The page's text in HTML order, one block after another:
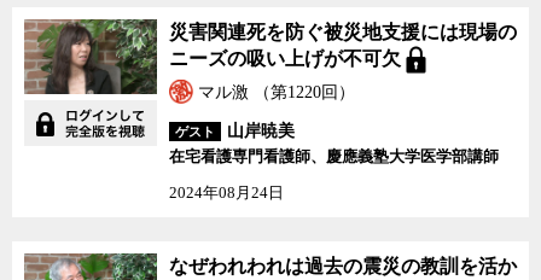
災害関連死を防ぐ被災地支援には現場の
ニーズの吸い上げが不可欠
マル激 （第1220回）
ゲスト
山岸暁美
在宅看護専門看護師、慶應義塾大学医学部講師
2024年08月24日
なぜわれわれは過去の震災の教訓を活か